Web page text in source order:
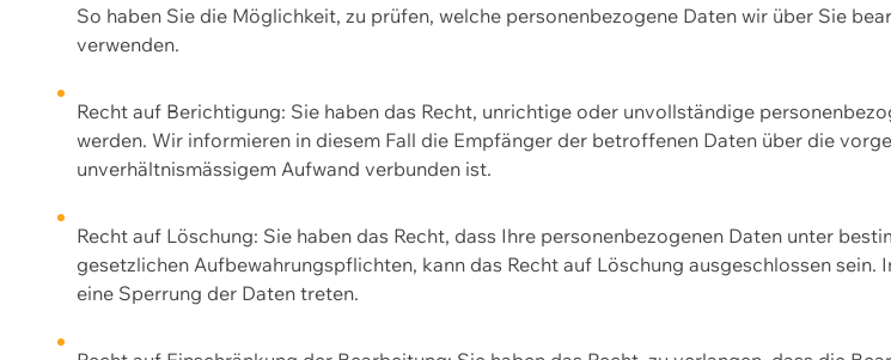
So haben Sie die Möglichkeit, zu prüfen, welche personenbezogene Daten wir über Sie
verwenden.
Recht auf Berichtigung: Sie haben das Recht, unrichtige oder unvollständige
werden. Wir informieren in diesem Fall die Empfänger der betroffenen Daten über die
unverhältnismässigem Aufwand verbunden ist.
Recht auf Löschung: Sie haben das Recht, dass Ihre personenbezogenen Daten unter
gesetzlichen Aufbewahrungspflichten, kann das Recht auf Löschung ausgeschlossen
eine Sperrung der Daten treten.